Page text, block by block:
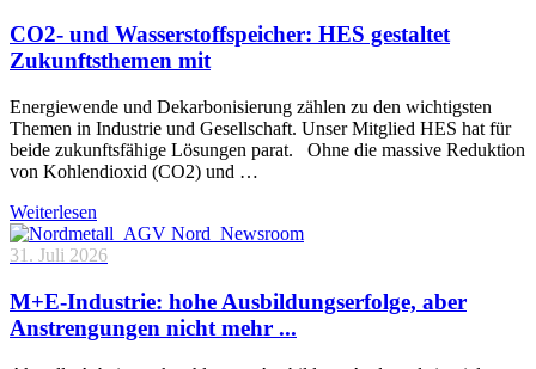
CO2- und Wasserstoffspeicher: HES gestaltet
Zukunftsthemen mit
Energiewende und Dekarbonisierung zählen zu den wichtigsten
Themen in Industrie und Gesellschaft. Unser Mitglied HES hat für
beide zukunftsfähige Lösungen parat. Ohne die massive Reduktion
von Kohlendioxid (CO2) und …
Weiterlesen
31. Juli 2026
M+E-Industrie: hohe Ausbildungserfolge, aber
Anstrengungen nicht mehr ...